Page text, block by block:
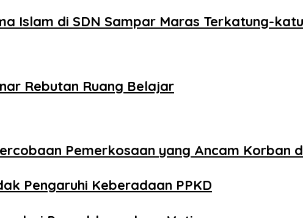
Islam di SDN Sampar Maras Terkatung-
Rebutan Ruang Belajar
Pemerkosaan yang Ancam Korban
Pengaruhi Keberadaan PPKD